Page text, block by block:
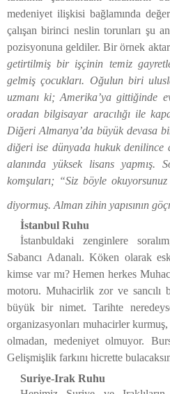
medeniyet ilişkisi bağlamında
çalışan birinci neslin torunları şu
pozisyonuna geldiler. Bir örnek
getirtilmiş bir işçinin temiz
gelmiş çocukları. Oğulun biri
uzmanı ki; Amerika’ya gittiğinde
oradan bilgisayar aracılığı ile
Diğeri Almanya’da büyük devasa
diğeri ise dünyada hukuk denilince
alanında yüksek lisans yapmış.
komşuları; “Siz böyle
diyormuş. Alman zihin yapısının
İstanbul Ruhu
İstanbuldaki zenginlere
Sabancı Adanalı. Köken olarak
kimse var mı? Hemen herkes
motoru. Muhacirlik zor ve sancılı
büyük bir nimet. Tarihte
organizasyonları muhacirler
olmadan, medeniyet olmuyor.
Gelişmişlik farkını hicrette
Suriye-Irak Ruhu